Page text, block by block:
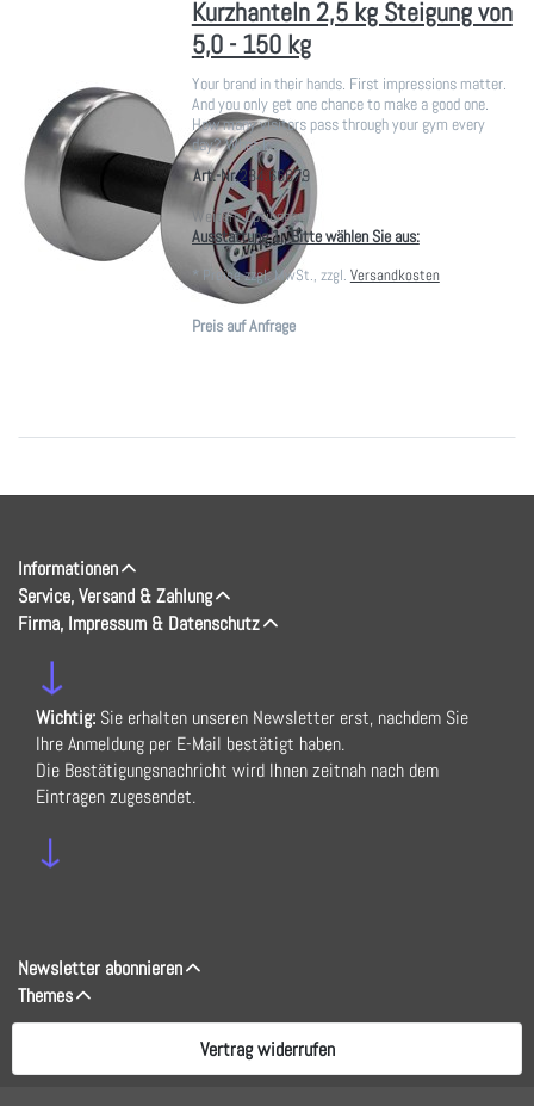
Kurzhanteln 2,5 kg Steigung von
5,0 - 150 kg
Your brand in their hands. First impressions matter.
And you only get one chance to make a good one.
How many visitors pass through your gym every
day? What k…
Art.-Nr.284.66679
Weitere Optionen:
Ausstattung 1:, Bitte wählen Sie aus:
* Preise zzgl. MwSt., zzgl. Versandkosten
Preis auf Anfrage
Informationen
Service, Versand & Zahlung
Firma, Impressum & Datenschutz
↓
Wichtig: Sie erhalten unseren Newsletter erst, nachdem Sie
Ihre Anmeldung per E-Mail bestätigt haben.
Die Bestätigungsnachricht wird Ihnen zeitnah nach dem
Eintragen zugesendet.
↓
Newsletter abonnieren
Themes
Vertrag widerrufen